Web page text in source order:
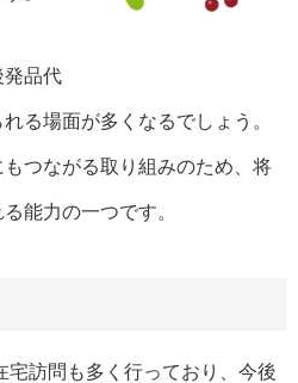
発品代
る場面が多くなるでしょう。
つながる取り組みのため、将
能力の一つです。
宅訪問も多く行っており、今後